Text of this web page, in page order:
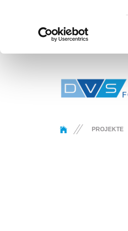
You are here:PROJEKTE